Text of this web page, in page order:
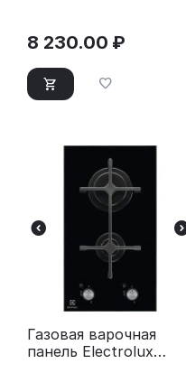
8 230.00 ₽
Газовая варочная
панель Electrolux